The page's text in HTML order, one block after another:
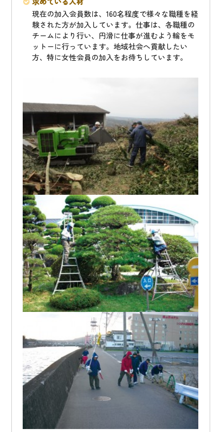
現在の加入会員数は、160名程度で様々な職種を経
験された方が加入しています。仕事は、各職種の
チームにより行い、円滑に仕事が進むよう輪をモ
ットーに行っています。地域社会へ貢献したい
方、特に女性会員の加入をお待ちしています。